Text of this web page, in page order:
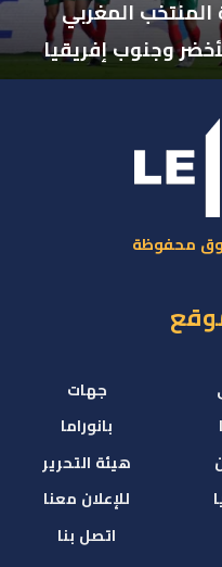
المنتخب المغربي
وجنوب إفريقيا
جهات
بانوراما
هيئة التحرير
للإعلان معنا
اتصل بنا